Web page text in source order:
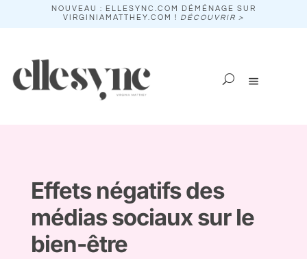
NOUVEAU : ELLESYNC.COM DÉMÉNAGE SUR
VIRGINIAMATTHEY.COM ! DÉCOUVRIR >
Effets négatifs des
médias sociaux sur le
bien-être